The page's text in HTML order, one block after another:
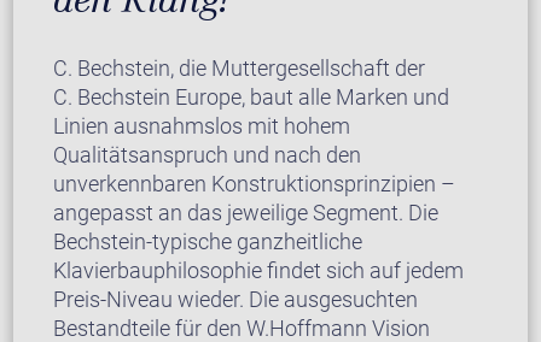
C. Bechstein, die Muttergesellschaft der
C. Bechstein Europe, baut alle Marken und
Linien ausnahmslos mit hohem
Qualitätsanspruch und nach den
unverkennbaren Konstruktionsprinzipien –
angepasst an das jeweilige Segment. Die
Bechstein-typische ganzheitliche
Klavierbauphilosophie findet sich auf jedem
Preis-Niveau wieder. Die ausgesuchten
Bestandteile für den W.Hoffmann Vision